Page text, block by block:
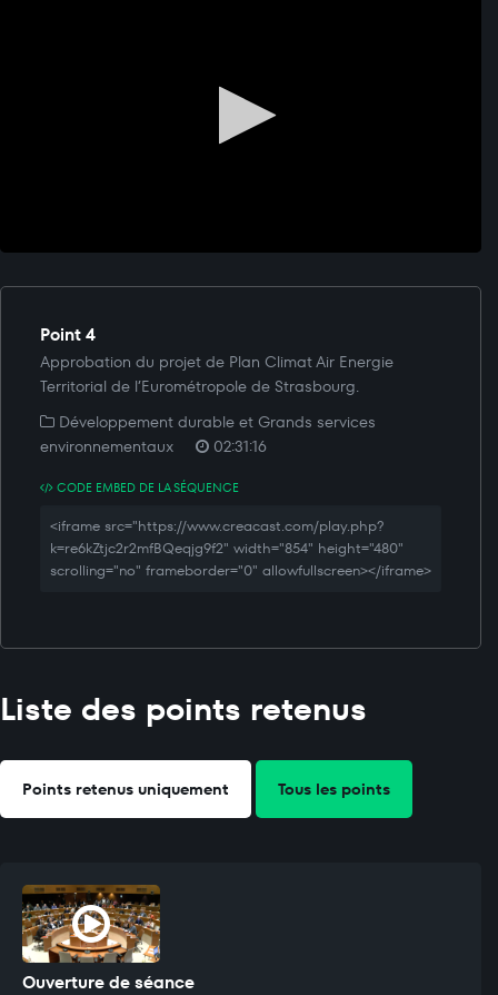
Point 4
Approbation du projet de Plan Climat Air Energie
Territorial de l’Eurométropole de Strasbourg.
Développement durable et Grands services
environnementaux
02:31:16
CODE EMBED DE LA SÉQUENCE
<iframe src="https://www.creacast.com/play.php?
k=re6kZtjc2r2mfBQeqjg9f2" width="854" height="480"
scrolling="no" frameborder="0" allowfullscreen></iframe>
Liste des points retenus
Points retenus uniquement Tous les points
Ouverture de séance